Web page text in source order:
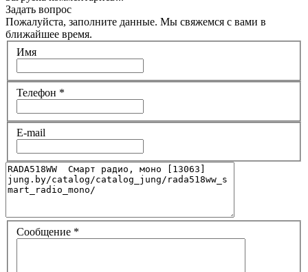
Задать вопрос
Пожалуйста, заполните данные. Мы свяжемся с вами в
ближайшее время.
Имя
Телефон *
E-mail
Сообщение *